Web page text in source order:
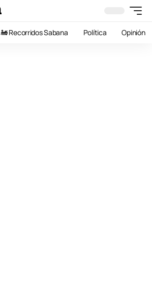
🚂 Recorridos Sabana Política Opinión